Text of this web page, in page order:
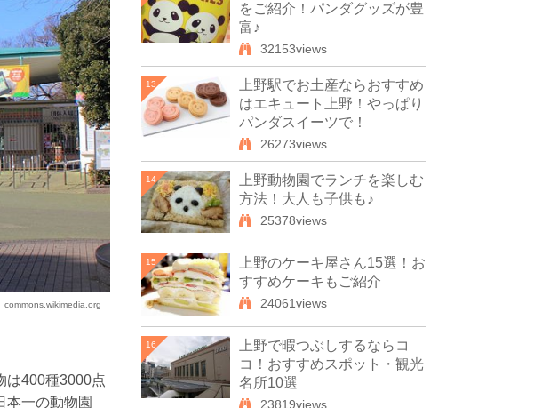
commons.wikimedia.org
は400種3000点
本一の動物園
をご紹介！パンダグッズが豊
富♪
32153views
13
上野駅でお土産ならおすすめ
はエキュート上野！やっぱり
パンダスイーツで！
26273views
14
上野動物園でランチを楽しむ
方法！大人も子供も♪
25378views
15
上野のケーキ屋さん15選！お
すすめケーキもご紹介
24061views
16
上野で暇つぶしするならコ
コ！おすすめスポット・観光
名所10選
23819views